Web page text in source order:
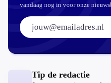
vandaag nog in voor onze
E-mailadres:
Tip de redactie